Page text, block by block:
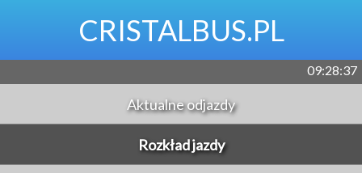
CRISTALBUS.PL
09:28:38
Aktualne odjazdy
Rozkład jazdy